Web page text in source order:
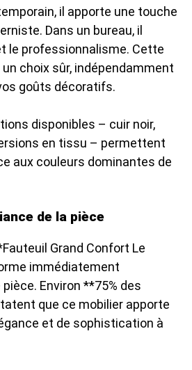
il apporte une touche
Dans un bureau, il
le professionnalisme. Cette
choix sûr, indépendamment
goûts décoratifs.
disponibles – cuir noir,
en tissu – permettent
aux couleurs dominantes de
de la pièce
Grand Confort Le
immédiatement
pièce. Environ **75% des
que ce mobilier apporte
et de sophistication à